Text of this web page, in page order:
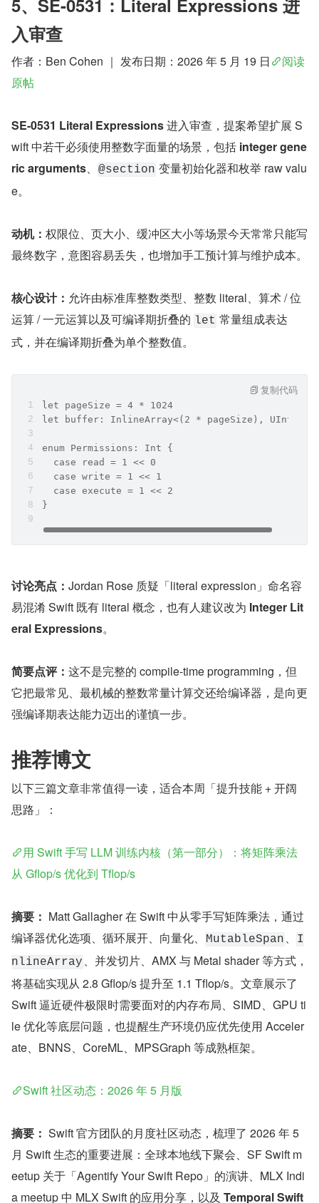
入审查
作者：Ben Cohen ｜ 发布日期：2026 年 5 月 19 日
阅读
原帖
SE-0531 Literal Expressions 进入审查，提案希望扩展 S
wift 中若干必须使用整数字面量的场景，包括 integer gene
ric arguments、 @section 变量初始化器和枚举 raw valu
e。
动机： 权限位、页大小、缓冲区大小等场景今天常常只能写
最终数字，意图容易丢失，也增加手工预计算与维护成本。
核心设计： 允许由标准库整数类型、整数 literal、算术 / 位
运算 / 一元运算以及可编译期折叠的 let 常量组成表达
式，并在编译期折叠为单个整数值。
let pageSize = 4 * 1024
let buffer: InlineArray<(2 * pageSize), UInt8>
enum Permissions: Int {
  case read = 1 << 0
  case write = 1 << 1
  case execute = 1 << 2
}
复制代码
讨论亮点： Jordan Rose 质疑「literal expression」命名容
易混淆 Swift 既有 literal 概念，也有人建议改为 Integer Lit
eral Expressions。
简要点评： 这不是完整的 compile-time programming，但
它把最常见、最机械的整数常量计算交还给编译器，是向更
强编译期表达能力迈出的谨慎一步。
推荐博文
以下三篇文章非常值得一读，适合本周「提升技能 + 开阔
思路」：
用 Swift 手写 LLM 训练内核（第一部分）：将矩阵乘法
从 Gflop/s 优化到 Tflop/s
摘要： Matt Gallagher 在 Swift 中从零手写矩阵乘法，通过
编译器优化选项、循环展开、向量化、
MutableSpan 、
I
nlineArray 、并发切片、AMX 与 Metal shader 等方式，
将基础实现从 2.8 Gflop/s 提升至 1.1 Tflop/s。文章展示了
Swift 逼近硬件极限时需要面对的内存布局、SIMD、GPU ti
le 优化等底层问题，也提醒生产环境仍应优先使用 Acceler
ate、BNNS、CoreML、MPSGraph 等成熟框架。
Swift 社区动态：2026 年 5 月版
摘要： Swift 官方团队的月度社区动态，梳理了 2026 年 5
月 Swift 生态的重要进展：全球本地线下聚会、SF Swift m
eetup 关于「Agentify Your Swift Repo」的演讲、MLX Indi
a meetup 中 MLX Swift 的应用分享，以及 Temporal Swift